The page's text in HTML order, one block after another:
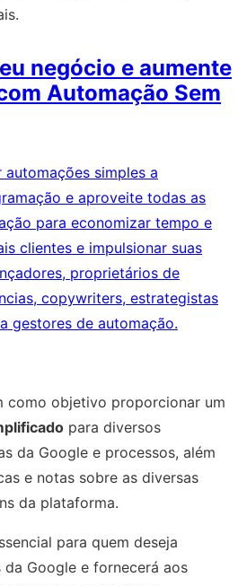
negócio e aumente
Automação Sem
simples a
e aproveite todas as
para economizar tempo e
clientes e impulsionar suas
proprietários de
copywriters, estrategistas
gestores de automação.
como objetivo proporcionar um
para diversos
da Google e processos, além
e notas sobre as diversas
da plataforma.
para quem deseja
Google e fornecerá aos